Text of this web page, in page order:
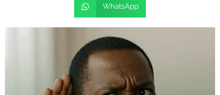
WhatsApp